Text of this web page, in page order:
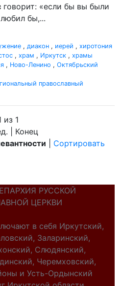
говорит: «если бы вы были
бы,...
, диакон , иерей , хиротония
, храм , Иркутск , храмы
, Ново-Ленино , Октябрьский
православный
из 1
| Конец
Сортировать
РУССКОЙ
ЦЕРКВИ
в себя Иркутский,
Заларинский,
Слюдянский,
Черемховский,
и Усть-Ордынский